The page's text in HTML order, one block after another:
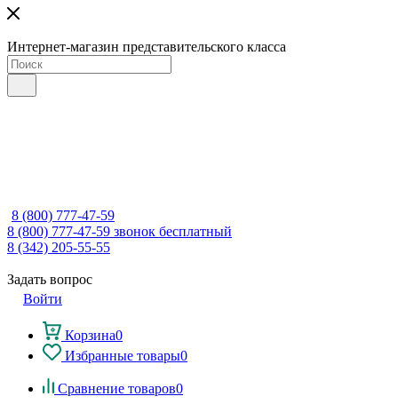
Интернет-магазин представительского класса
8 (800) 777-47-59
8 (800) 777-47-59 звонок бесплатный
8 (342) 205-55-55
Задать вопрос
Войти
Корзина0
Избранные товары0
Сравнение товаров0